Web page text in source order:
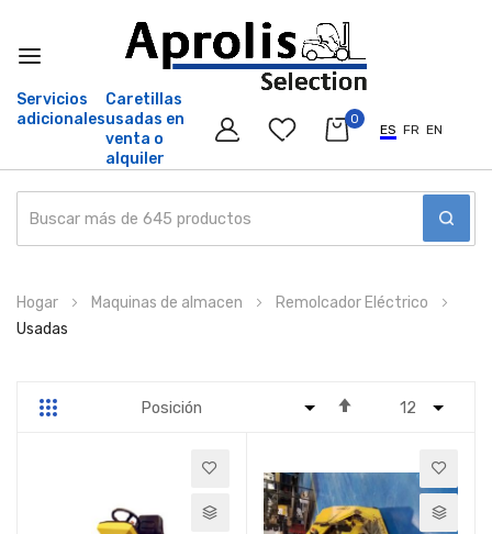
Servicios
adicionales
Caretillas
usadas en
venta o
alquiler
0
ES FR EN
al
contenido
Hogar Maquinas de almacen
Remolcador Eléctrico
Usadas
Parrilla